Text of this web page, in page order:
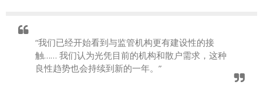
“我们已经开始看到与监管机构更有建设性的接
触…… 我们认为光凭目前的机构和散户需求，这种
良性趋势也会持续到新的一年。”